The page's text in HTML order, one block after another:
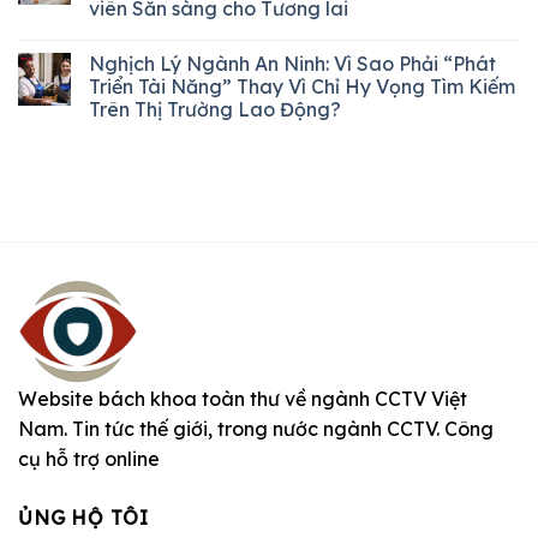
viên Sẵn sàng cho Tương lai
Nghịch Lý Ngành An Ninh: Vì Sao Phải “Phát
Triển Tài Năng” Thay Vì Chỉ Hy Vọng Tìm Kiếm
Trên Thị Trường Lao Động?
Website bách khoa toàn thư về ngành CCTV Việt
Nam. Tin tức thế giới, trong nước ngành CCTV. Công
cụ hỗ trợ online
ỦNG HỘ TÔI